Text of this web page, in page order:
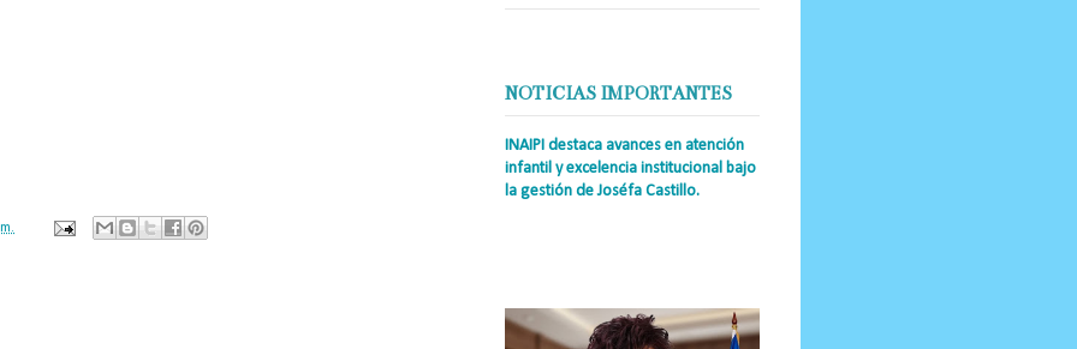
NOTICIAS IMPORTANTES
INAIPI destaca avances en atención
infantil y excelencia institucional bajo
la gestión de Joséfa Castillo.